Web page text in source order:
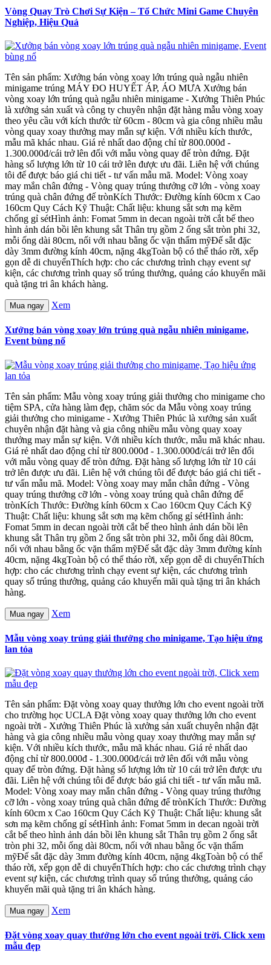
Vòng Quay Trò Chơi Sự Kiện – Tổ Chức Mini Game Chuyên
Nghiệp, Hiệu Quả
Tên sản phẩm: Xưởng bán vòng xoay lớn trúng quà ngẫu nhiên
minigame trúng MÁY ĐO HUYẾT ÁP, ÁO MƯA Xưởng bán
vòng xoay lớn trúng quà ngẫu nhiên minigame - Xưởng Thiên Phúc
là xưởng sản xuất và công ty chuyên nhận đặt hàng mẫu vòng xoay
theo yêu cầu với kích thước từ 60cm - 80cm và gia công nhiều mẫu
vòng quay xoay thưởng may mắn sự kiện. Với nhiều kích thước,
mẫu mã khác nhau. Giá rẻ nhất dao động chỉ từ 800.000đ -
1.300.000đ/cái trở lên đối với mẫu vòng quay đế tròn đứng. Đặt
hàng số lượng lớn từ 10 cái trở lên được ưu đãi. Liên hệ với chúng
tôi để được báo giá chi tiết - tư vấn mẫu mã. Model: Vòng xoay
may mắn chân đứng - Vòng quay trúng thưởng cỡ lớn - vòng xoay
trúng quà chân đứng đế trònKích Thước: Đường kính 60cm x Cao
160cm Quy Cách Kỹ Thuật: Chất liệu: khung sắt sơn mạ kẽm
chống gỉ sétHình ảnh: Fomat 5mm in decan ngoài trời cắt bế theo
hình ảnh dán bồi lên khung sắt Thân trụ gồm 2 ống sắt tròn phi 32,
mỗi ống dài 80cm, nối với nhau bằng ốc vặn thẩm mỹĐế sắt đặc
dày 3mm đường kính 40cm, nặng 4kgToàn bộ có thể tháo rời, xếp
gọn dễ di chuyểnThích hợp: cho các chương trình chạy event sự
kiện, các chương trình quay số trúng thưởng, quảng cáo khuyến mãi
quà tặng tri ân khách hàng.
Mua ngay Xem
Xưởng bán vòng xoay lớn trúng quà ngẫu nhiên minigame,
Event bùng nổ
Tên sản phẩm: Mẫu vòng xoay trúng giải thưởng cho minigame cho
tiệm SPA, cửa hàng làm đẹp, chăm sóc da Mẫu vòng xoay trúng
giải thưởng cho minigame - Xưởng Thiên Phúc là xưởng sản xuất
chuyên nhận đặt hàng và gia công nhiều mẫu vòng quay xoay
thưởng may mắn sự kiện. Với nhiều kích thước, mẫu mã khác nhau.
Giá rẻ nhất dao động chỉ từ 800.000đ - 1.300.000đ/cái trở lên đối
với mẫu vòng quay đế tròn đứng. Đặt hàng số lượng lớn từ 10 cái
trở lên được ưu đãi. Liên hệ với chúng tôi để được báo giá chi tiết -
tư vấn mẫu mã. Model: Vòng xoay may mắn chân đứng - Vòng
quay trúng thưởng cỡ lớn - vòng xoay trúng quà chân đứng đế
trònKích Thước: Đường kính 60cm x Cao 160cm Quy Cách Kỹ
Thuật: Chất liệu: khung sắt sơn mạ kẽm chống gỉ sétHình ảnh:
Fomat 5mm in decan ngoài trời cắt bế theo hình ảnh dán bồi lên
khung sắt Thân trụ gồm 2 ống sắt tròn phi 32, mỗi ống dài 80cm,
nối với nhau bằng ốc vặn thẩm mỹĐế sắt đặc dày 3mm đường kính
40cm, nặng 4kgToàn bộ có thể tháo rời, xếp gọn dễ di chuyểnThích
hợp: cho các chương trình chạy event sự kiện, các chương trình
quay số trúng thưởng, quảng cáo khuyến mãi quà tặng tri ân khách
hàng.
Mua ngay Xem
Mẫu vòng xoay trúng giải thưởng cho minigame, Tạo hiệu ứng
lan tỏa
Tên sản phẩm: Đặt vòng xoay quay thưởng lớn cho event ngoài trời
cho trường học UCLA Đặt vòng xoay quay thưởng lớn cho event
ngoài trời - Xưởng Thiên Phúc là xưởng sản xuất chuyên nhận đặt
hàng và gia công nhiều mẫu vòng quay xoay thưởng may mắn sự
kiện. Với nhiều kích thước, mẫu mã khác nhau. Giá rẻ nhất dao
động chỉ từ 800.000đ - 1.300.000đ/cái trở lên đối với mẫu vòng
quay đế tròn đứng. Đặt hàng số lượng lớn từ 10 cái trở lên được ưu
đãi. Liên hệ với chúng tôi để được báo giá chi tiết - tư vấn mẫu mã.
Model: Vòng xoay may mắn chân đứng - Vòng quay trúng thưởng
cỡ lớn - vòng xoay trúng quà chân đứng đế trònKích Thước: Đường
kính 60cm x Cao 160cm Quy Cách Kỹ Thuật: Chất liệu: khung sắt
sơn mạ kẽm chống gỉ sétHình ảnh: Fomat 5mm in decan ngoài trời
cắt bế theo hình ảnh dán bồi lên khung sắt Thân trụ gồm 2 ống sắt
tròn phi 32, mỗi ống dài 80cm, nối với nhau bằng ốc vặn thẩm
mỹĐế sắt đặc dày 3mm đường kính 40cm, nặng 4kgToàn bộ có thể
tháo rời, xếp gọn dễ di chuyểnThích hợp: cho các chương trình chạy
event sự kiện, các chương trình quay số trúng thưởng, quảng cáo
khuyến mãi quà tặng tri ân khách hàng.
Mua ngay Xem
Đặt vòng xoay quay thưởng lớn cho event ngoài trời, Click xem
mẫu đẹp